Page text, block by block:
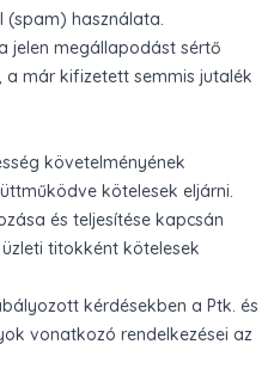
(spam) használata.
jelen megállapodást sértő
már kifizetett semmis jutalék
követelményének
kötelesek eljárni.
és teljesítése kapcsán
titokként kötelesek
kérdésekben a Ptk. és
vonatkozó rendelkezései az